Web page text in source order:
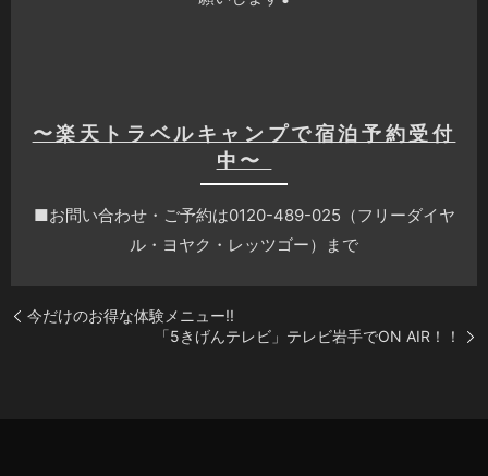
〜楽天トラベルキャンプで宿泊予約受付
中〜
■お問い合わせ・ご予約は0120-489-025（フリーダイヤ
ル・ヨヤク・レッツゴー）まで
今だけのお得な体験メニュー!!
「5きげんテレビ」テレビ岩手でON AIR！！